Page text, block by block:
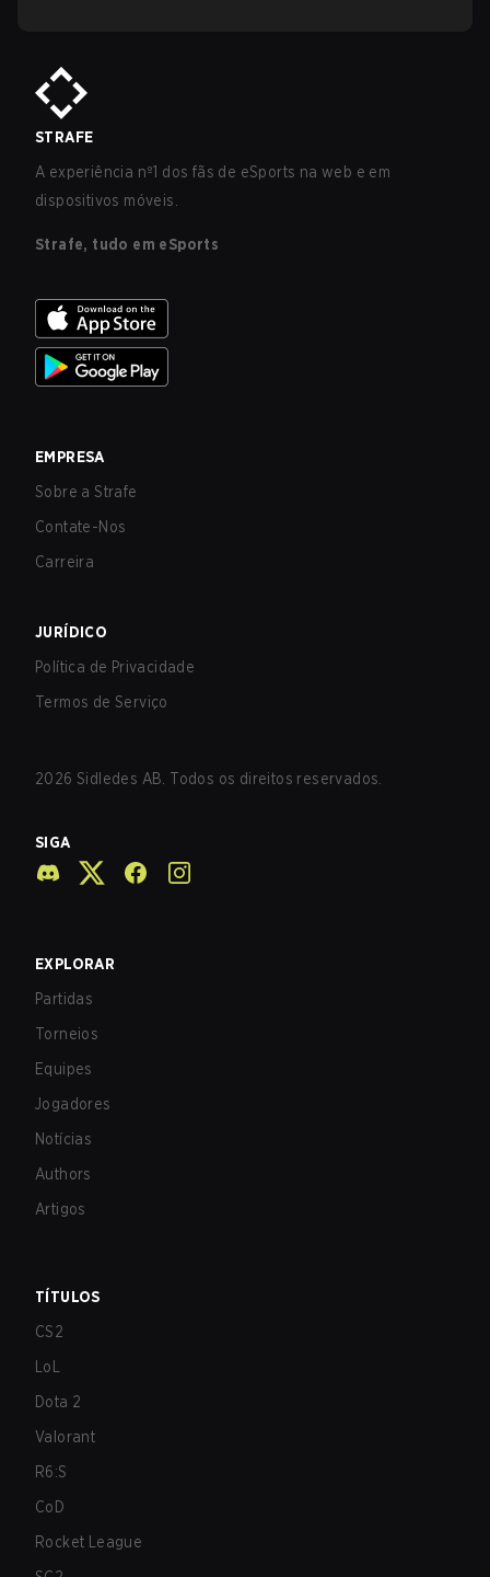
STRAFE
A experiência nº1 dos fãs de eSports na web e em
dispositivos móveis.
Strafe, tudo em eSports
EMPRESA
Sobre a Strafe
Contate-Nos
Carreira
JURÍDICO
Política de Privacidade
Termos de Serviço
2026 Sidledes AB. Todos os direitos reservados.
SIGA
EXPLORAR
Partidas
Torneios
Equipes
Jogadores
Notícias
Authors
Artigos
TÍTULOS
CS2
LoL
Dota 2
Valorant
R6:S
CoD
Rocket League